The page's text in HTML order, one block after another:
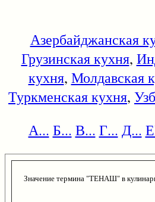
Азербайджанская
Грузинская кухня,
кухня, Молдавская
Туркменская кухня,
А... Б... В... Г... Д...
Значение термина "ТЕНАШ" в